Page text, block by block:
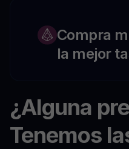
Compra
la mejor
¿Alguna
Tenemos